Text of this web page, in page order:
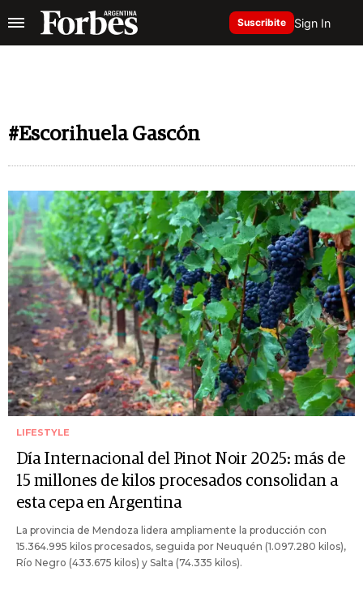
Suscribite Sign In
#Escorihuela Gascón
LIFESTYLE
Día Internacional del Pinot Noir 2025: más de
15 millones de kilos procesados consolidan a
esta cepa en Argentina
La provincia de Mendoza lidera ampliamente la producción con
15.364.995 kilos procesados, seguida por Neuquén (1.097.280 kilos),
Río Negro (433.675 kilos) y Salta (74.335 kilos).